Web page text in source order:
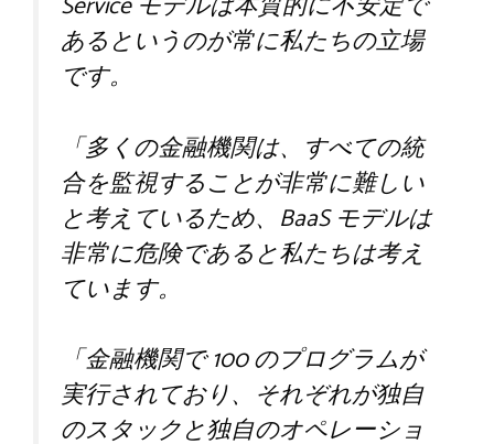
あるというのが常に私たちの立場
です。
「多くの金融機関は、すべての統
合を監視することが非常に難しい
と考えているため、BaaS モデルは
非常に危険であると私たちは考え
ています。
「金融機関で 100 のプログラムが
実行されており、それぞれが独自
のスタックと独自のオペレーショ